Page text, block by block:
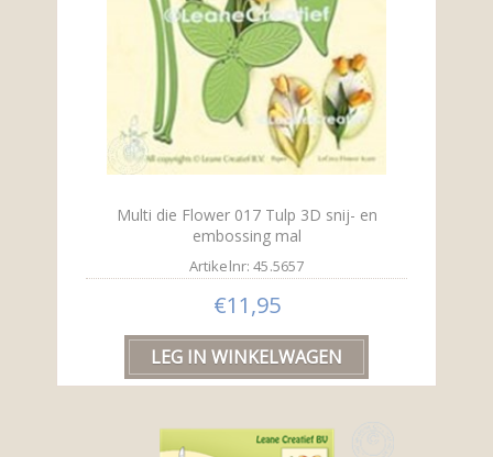
Multi die Flower 017 Tulp 3D snij- en
embossing mal
Artikelnr: 45.5657
€11,95